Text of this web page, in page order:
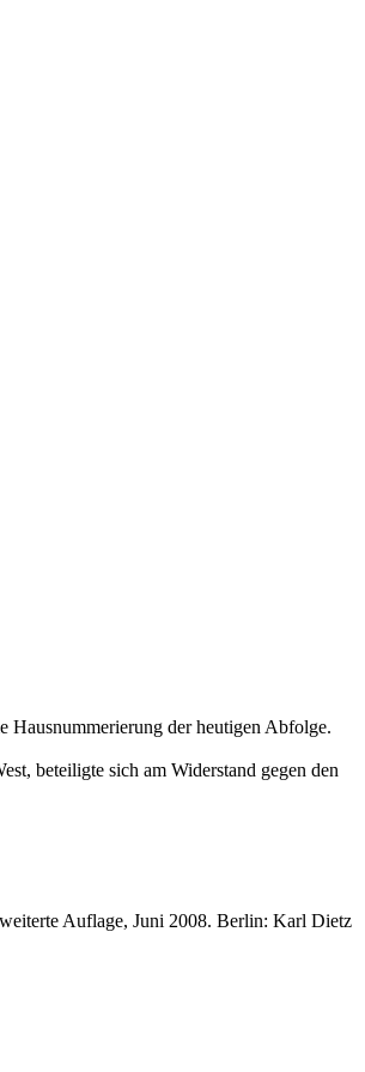
Hausnummerierung der heutigen Abfolge.
beteiligte sich am Widerstand gegen den
Auflage, Juni 2008. Berlin: Karl Dietz